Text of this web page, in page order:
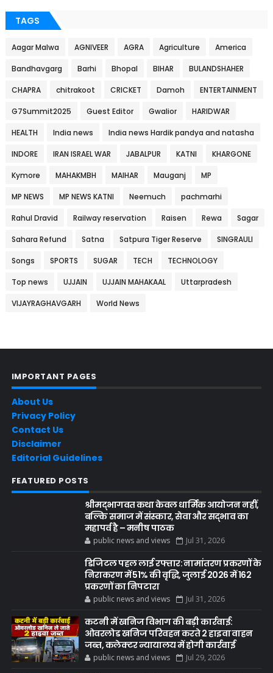
TAGS
Aagar Malwa AGNIVEER AGRA Agriculture America
Bandhavgarg Barhi Bhopal BIHAR BULANDSHAHER
CHAPRA chitrakoot CRICKET Damoh ENTERTAINMENT
G7Summit2025 Guest Editor Gwalior HARIDWAR
HEALTH India news India news Hardik pandya and natasha
INDORE IRAN ISRAEL WAR JABALPUR KATNI KHARGONE
Kymore MAHAKMBH MAIHAR Mauganj MP
MP NEWS MP NEWS KATNI Neemuch pachmarhi
Rahul Dravid Railway reservation Raisen Rewa Sagar
Sahara Refund Satna Satpura Tiger Reserve SINGRAULI
Songs SPORTS SUGAR TECH TECHNOLOGY
Top news UJJAIN UJJAIN MAHAKAAL Uttarpradesh
VIJAYRAGHAVGARH World News
IMPORTANT PAGES
About Us
Privacy Policy
Contact Us
Disclaimer
Editorial Guidelines
FEATURED POSTS
श्रीमद्भागवत कथा केवल धार्मिक आयोजन नहीं,
बल्कि समाज में संस्कार, सेवा और सद्भाव का
महापर्व है – मनीष पाठक
public news and views Jul 31, 2026
डिजिटल पहल लाई रफ्तार: नामांतरण प्रकरणों के
निराकरण में 51% की वृद्धि, जुलाई 2026 में 162
प्रकरणों का निपटारा
public news and views Jul 31, 2026
कटनी में खनिज विभाग की बड़ी कार्रवाई:
ओवरलोड खनिज परिवहन करते 2 हाइवा वाहन
जब्त, कलेक्टर न्यायालय में होगी कार्रवाई
public news and views Jul 29, 2026